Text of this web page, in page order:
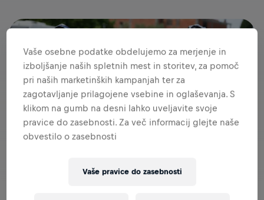
Vaše osebne podatke obdelujemo za merjenje in
izboljšanje naših spletnih mest in storitev, za pomoč
pri naših marketinških kampanjah ter za
zagotavljanje prilagojene vsebine in oglaševanja. S
klikom na gumb na desni lahko uveljavite svoje
pravice do zasebnosti. Za več informacij glejte naše
obvestilo o zasebnosti
Vaše pravice do zasebnosti